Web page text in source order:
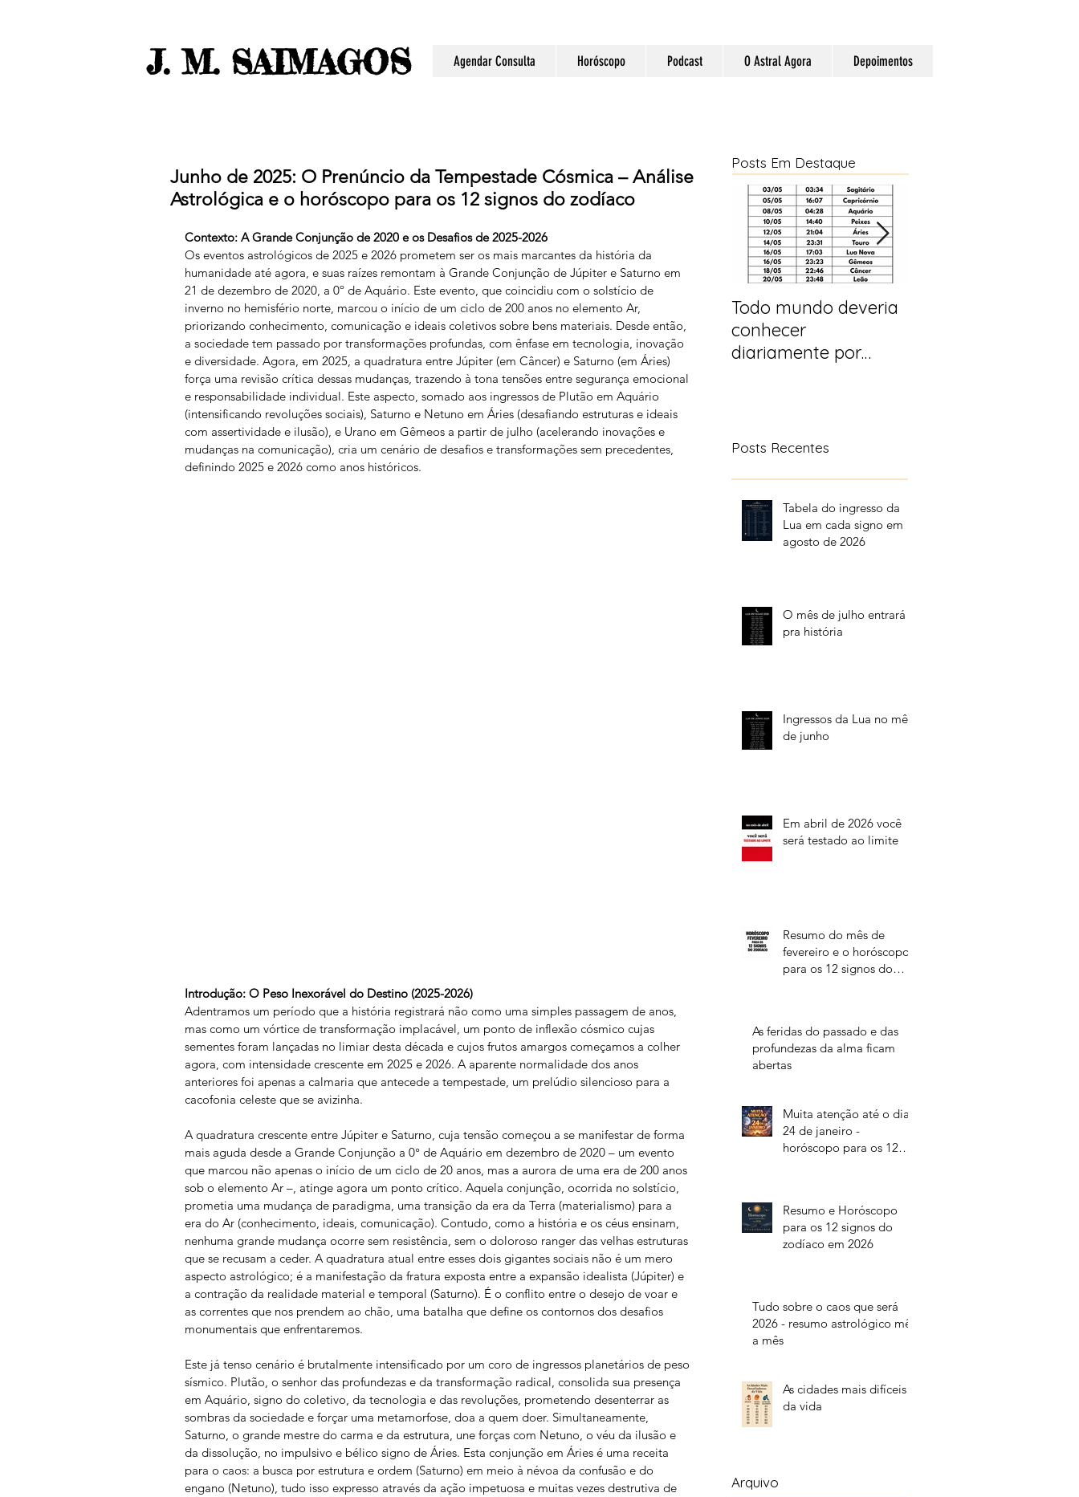
J. M. SAIMAGOS Agendar Consulta Horóscopo Podcast O Astral Agora Depoimentos
Junho de 2025: O Prenúncio da Tempestade Cósmica – Análise
Astrológica e o horóscopo para os 12 signos do zodíaco
Contexto: A Grande Conjunção de 2020 e os Desafios de 2025-2026
Os eventos astrológicos de 2025 e 2026 prometem ser os mais marcantes da história da
humanidade até agora, e suas raízes remontam à Grande Conjunção de Júpiter e Saturno em
21 de dezembro de 2020, a 0º de Aquário. Este evento, que coincidiu com o solstício de
inverno no hemisfério norte, marcou o início de um ciclo de 200 anos no elemento Ar,
priorizando conhecimento, comunicação e ideais coletivos sobre bens materiais. Desde então,
a sociedade tem passado por transformações profundas, com ênfase em tecnologia, inovação
e diversidade. Agora, em 2025, a quadratura entre Júpiter (em Câncer) e Saturno (em Áries)
força uma revisão crítica dessas mudanças, trazendo à tona tensões entre segurança emocional
e responsabilidade individual. Este aspecto, somado aos ingressos de Plutão em Aquário
(intensificando revoluções sociais), Saturno e Netuno em Áries (desafiando estruturas e ideais
com assertividade e ilusão), e Urano em Gêmeos a partir de julho (acelerando inovações e
mudanças na comunicação), cria um cenário de desafios e transformações sem precedentes,
definindo 2025 e 2026 como anos históricos.
Introdução: O Peso Inexorável do Destino (2025-2026)
Adentramos um período que a história registrará não como uma simples passagem de anos,
mas como um vórtice de transformação implacável, um ponto de inflexão cósmico cujas
sementes foram lançadas no limiar desta década e cujos frutos amargos começamos a colher
agora, com intensidade crescente em 2025 e 2026. A aparente normalidade dos anos
anteriores foi apenas a calmaria que antecede a tempestade, um prelúdio silencioso para a
cacofonia celeste que se avizinha.
A quadratura crescente entre Júpiter e Saturno, cuja tensão começou a se manifestar de forma
mais aguda desde a Grande Conjunção a 0° de Aquário em dezembro de 2020 – um evento
que marcou não apenas o início de um ciclo de 20 anos, mas a aurora de uma era de 200 anos
sob o elemento Ar –, atinge agora um ponto crítico. Aquela conjunção, ocorrida no solstício,
prometia uma mudança de paradigma, uma transição da era da Terra (materialismo) para a
era do Ar (conhecimento, ideais, comunicação). Contudo, como a história e os céus ensinam,
nenhuma grande mudança ocorre sem resistência, sem o doloroso ranger das velhas estruturas
que se recusam a ceder. A quadratura atual entre esses dois gigantes sociais não é um mero
aspecto astrológico; é a manifestação da fratura exposta entre a expansão idealista (Júpiter) e
a contração da realidade material e temporal (Saturno). É o conflito entre o desejo de voar e
as correntes que nos prendem ao chão, uma batalha que define os contornos dos desafios
monumentais que enfrentaremos.
Este já tenso cenário é brutalmente intensificado por um coro de ingressos planetários de peso
sísmico. Plutão, o senhor das profundezas e da transformação radical, consolida sua presença
em Aquário, signo do coletivo, da tecnologia e das revoluções, prometendo desenterrar as
sombras da sociedade e forçar uma metamorfose, doa a quem doer. Simultaneamente,
Saturno, o grande mestre do carma e da estrutura, une forças com Netuno, o véu da ilusão e
da dissolução, no impulsivo e bélico signo de Áries. Esta conjunção em Áries é uma receita
para o caos: a busca por estrutura e ordem (Saturno) em meio à névoa da confusão e do
engano (Netuno), tudo isso expresso através da ação impetuosa e muitas vezes destrutiva de
Posts Em Destaque
Todo mundo deveria
conhecer
diariamente por
Posts Recentes
Tabela do ingresso da
Lua em cada signo em
agosto de 2026
O mês de julho entrará
pra história
Ingressos da Lua no mês
de junho
Em abril de 2026 você
será testado ao limite
Resumo do mês de
fevereiro e o horóscopo
para os 12 signos do
As feridas do passado e das
profundezas da alma ficam
abertas
Muita atenção até o dia
24 de janeiro -
horóscopo para os 12
Resumo e Horóscopo
para os 12 signos do
zodíaco em 2026
Tudo sobre o caos que será
2026 - resumo astrológico mês
a mês
As cidades mais difíceis
da vida
Arquivo